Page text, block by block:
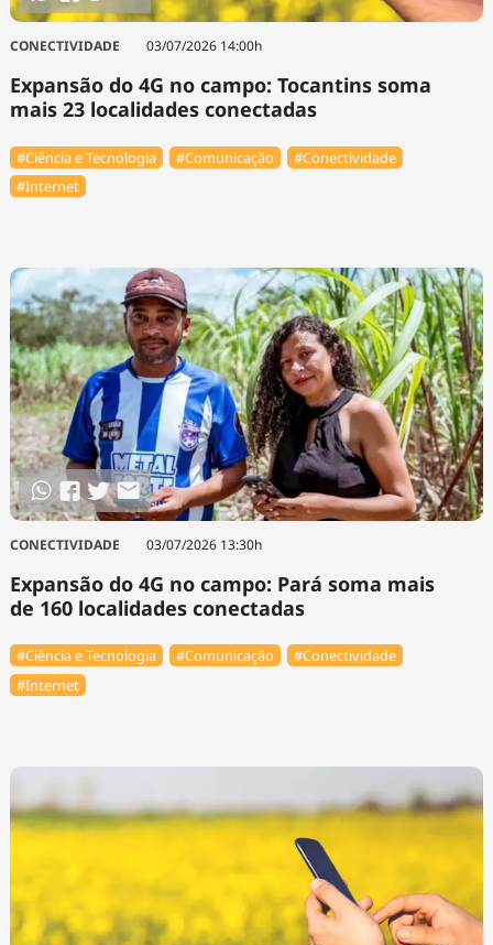
CONECTIVIDADE 03/07/2026 14:00h
Expansão do 4G no campo: Tocantins soma
mais 23 localidades conectadas
#Ciência e Tecnologia #Comunicação
#Conectividade
#Internet
CONECTIVIDADE 03/07/2026 13:30h
Expansão do 4G no campo: Pará soma mais
de 160 localidades conectadas
#Ciência e Tecnologia #Comunicação
#Conectividade
#Internet